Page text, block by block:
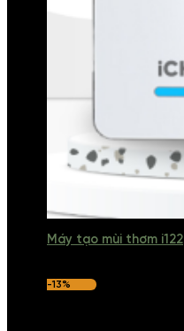
Máy tạo mùi thơm i122
-13%